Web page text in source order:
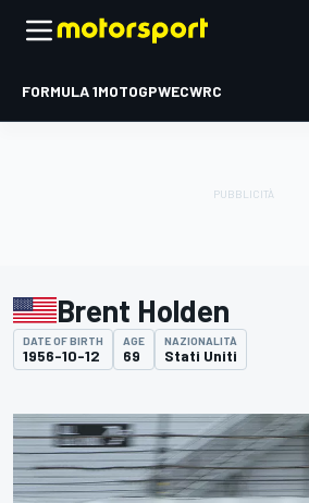
FORMULA 1MOTOGPWECWRC
Brent Holden
DATE OF BIRTH
1956-10-12
AGE
69
NAZIONALITÀ
Stati Uniti